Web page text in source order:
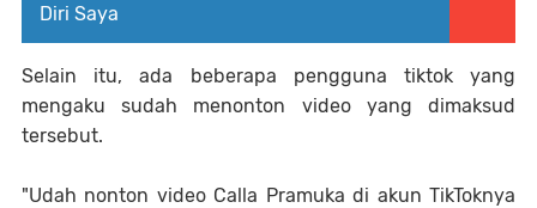
Diri Saya
Selain itu, ada beberapa pengguna tiktok yang
mengaku sudah menonton video yang dimaksud
tersebut.
"Udah nonton video Calla Pramuka di akun TikToknya